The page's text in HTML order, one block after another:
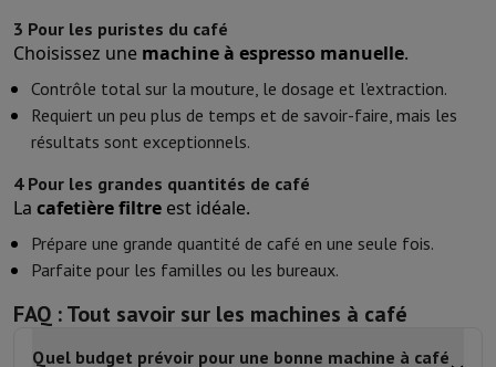
3 Pour les puristes du café
Choisissez une machine à espresso manuelle.
Contrôle total sur la mouture, le dosage et l’extraction.
Requiert un peu plus de temps et de savoir-faire, mais les
résultats sont exceptionnels.
4 Pour les grandes quantités de café
La cafetière filtre est idéale.
Prépare une grande quantité de café en une seule fois.
Parfaite pour les familles ou les bureaux.
FAQ : Tout savoir sur les machines à café
Quel budget prévoir pour une bonne machine à café